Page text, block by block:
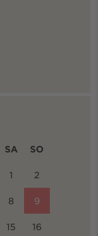
SA SO
1 2
8 9
15 16